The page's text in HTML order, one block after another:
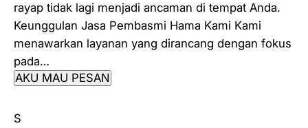
rayap tidak lagi menjadi ancaman di tempat Anda.
Keunggulan Jasa Pembasmi Hama Kami Kami
menawarkan layanan yang dirancang dengan fokus
pada…
AKU MAU PESAN
S